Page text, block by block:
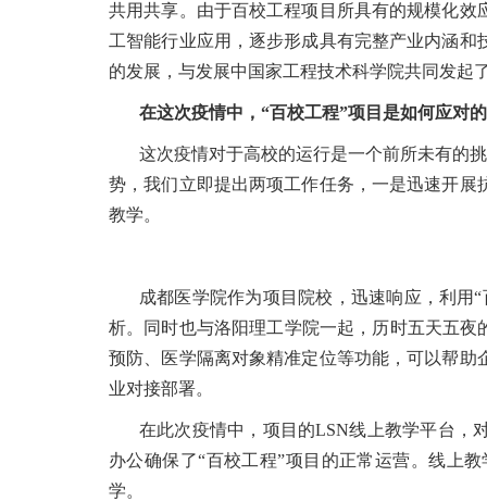
共用共享。由于百校工程项目所具有的规模化
工智能行业应用，逐步形成具有完整产业内涵
的发展，与发展中国家工程技术科学院共同发起
在这次疫情中，“百校工程”项目是如何应对
这次疫情对于高校的运行是一个前所未有的
势，我们立即提出两项工作任务，一是迅速开
教学。
成都医学院作为项目院校，迅速响应，利用
析。同时也与洛阳理工学院一起，历时五天五
预防、医学隔离对象精准定位等功能，可以帮
业对接部署。
在此次疫情中，项目的LSN线上教学平台，
办公确保了“百校工程”项目的正常运营。线上
学。